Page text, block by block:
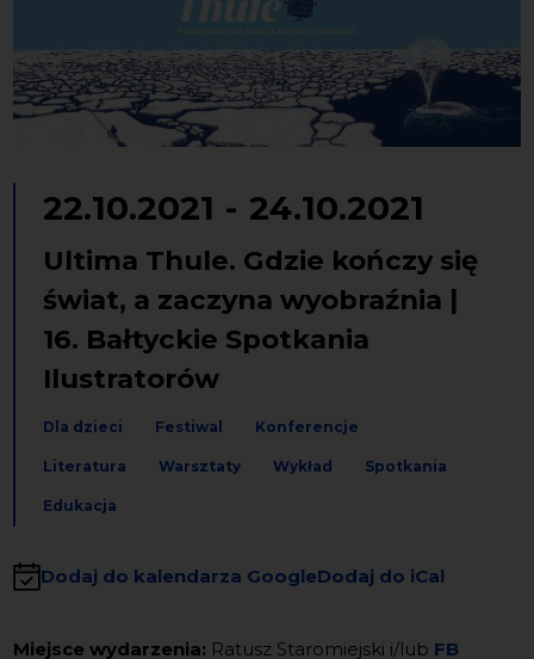
22.10.2021 - 24.10.2021
Ultima Thule. Gdzie kończy się
świat, a zaczyna wyobraźnia |
16. Bałtyckie Spotkania
Ilustratorów
Dla dzieci Festiwal Konferencje
Literatura Warsztaty Wykład Spotkania
Edukacja
Dodaj do kalendarza GoogleDodaj do iCal
Miejsce wydarzenia: Ratusz Staromiejski i/lub FB